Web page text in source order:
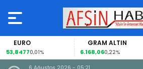
EURO
53,84770,01%
GRAM ALTIN
6.168,060,22%